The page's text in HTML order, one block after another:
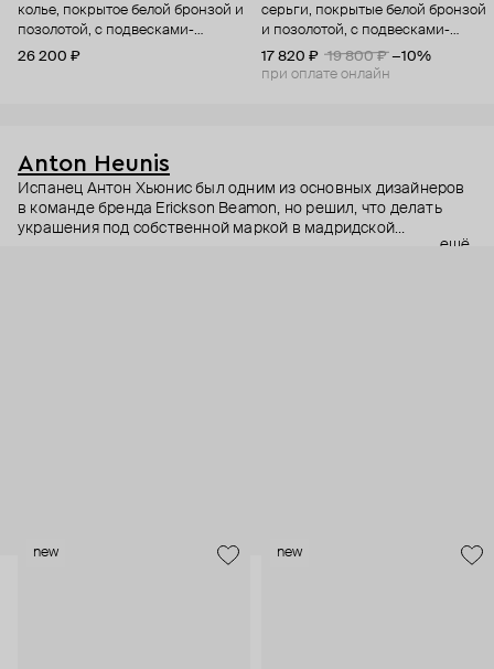
колье, покрытое белой бронзой и
позолотой, с подвесками-
кольцами
26 200 ₽
серьги, покрытые белой бронзой
и позолотой, с подвесками-
кольцами
17 820 ₽ 19 800 ₽ −10%
при оплате онлайн
Anton Heunis
Испанец Антон Хьюнис был одним из основных дизайнеров
в команде бренда Erickson Beamon, но решил, что делать
украшения под собственной маркой в мадридской
мастерской – это интереснее. Профессиональный ювелир,ещё
new new